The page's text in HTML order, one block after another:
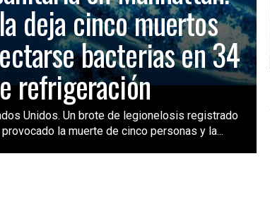
deja cinco muertos
bacterias en 34
refrigeración
Unidos. Un brote de legionelosis registrado
la muerte de cinco personas y la...